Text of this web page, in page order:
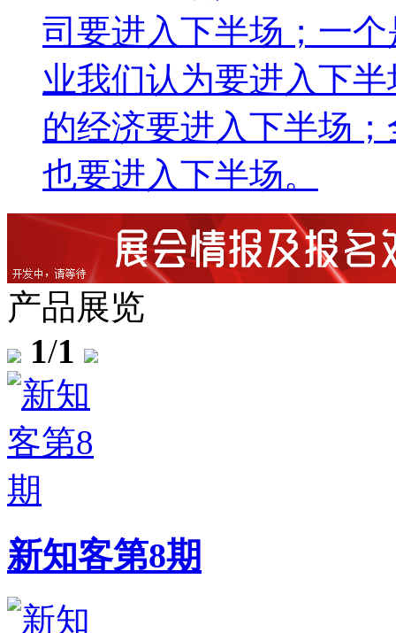
司要进入下半场；一
业我们认为要进入下
的经济要进入下半场
也要进入下半场。
产品展览
1/1
新知客第8期